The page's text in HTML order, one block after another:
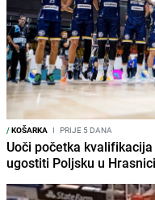
/KOŠARKA I PRIJE 5 DANA
Uoči početka
ugostiti Poljsku u